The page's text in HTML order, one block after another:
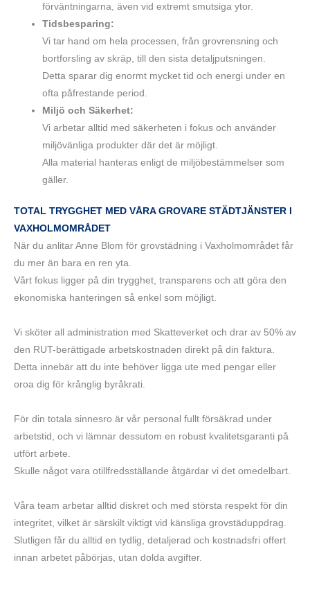
förväntningarna, även vid extremt smutsiga ytor.
Tidsbesparing:
Vi tar hand om hela processen, från grovrensning och
bortforsling av skräp, till den sista detaljputsningen.
Detta sparar dig enormt mycket tid och energi under en
ofta påfrestande period.
Miljö och Säkerhet:
Vi arbetar alltid med säkerheten i fokus och använder
miljövänliga produkter där det är möjligt.
Alla material hanteras enligt de miljöbestämmelser som
gäller.
TOTAL TRYGGHET MED VÅRA GROVARE STÄDTJÄNSTER I
VAXHOLMOMRÅDET
När du anlitar Anne Blom för grovstädning i Vaxholmområdet får
du mer än bara en ren yta.
Vårt fokus ligger på din trygghet, transparens och att göra den
ekonomiska hanteringen så enkel som möjligt.
Vi sköter all administration med Skatteverket och drar av 50% av
den RUT-berättigade arbetskostnaden direkt på din faktura.
Detta innebär att du inte behöver ligga ute med pengar eller
oroa dig för krånglig byråkrati.
För din totala sinnesro är vår personal fullt försäkrad under
arbetstid, och vi lämnar dessutom en robust kvalitetsgaranti på
utfört arbete.
Skulle något vara otillfredsställande åtgärdar vi det omedelbart.
Våra team arbetar alltid diskret och med största respekt för din
integritet, vilket är särskilt viktigt vid känsliga grovstäduppdrag.
Slutligen får du alltid en tydlig, detaljerad och kostnadsfri offert
innan arbetet påbörjas, utan dolda avgifter.